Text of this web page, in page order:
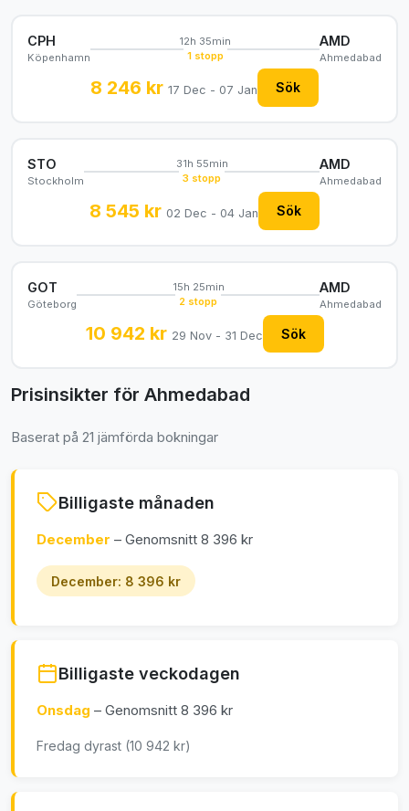
CPH
Köpenhamn
12h 35min
1 stopp
AMD
Ahmedabad
8 246 kr 17 Dec - 07 Jan Sök
STO
Stockholm
31h 55min
3 stopp
AMD
Ahmedabad
8 545 kr 02 Dec - 04 Jan Sök
GOT
Göteborg
15h 25min
2 stopp
AMD
Ahmedabad
10 942 kr 29 Nov - 31 Dec Sök
Prisinsikter för Ahmedabad
Baserat på 21 jämförda bokningar
Billigaste månaden
December – Genomsnitt 8 396 kr
December: 8 396 kr
Billigaste veckodagen
Onsdag – Genomsnitt 8 396 kr
Fredag dyrast (10 942 kr)